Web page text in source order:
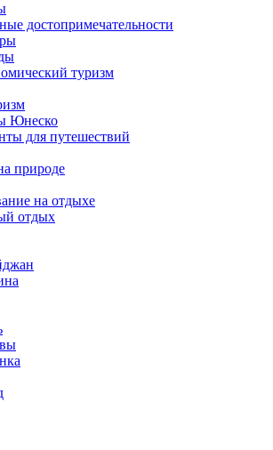
достопримечательности
туризм
Юнеско
для путешествий
природе
на отдыхе
отдых